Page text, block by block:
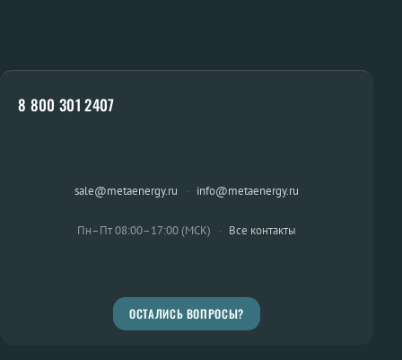
8 800 301 2407
sale@metaenergy.ru · info@metaenergy.ru
Пн–Пт 08:00–17:00 (МСК) · Все контакты
ОСТАЛИСЬ ВОПРОСЫ?